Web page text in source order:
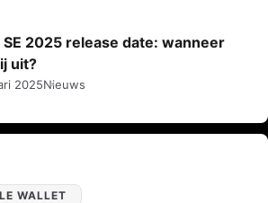
SE 2025 release date: wanneer
uit?
2025Nieuws
WALLET